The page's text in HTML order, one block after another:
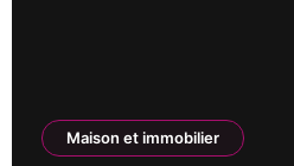
Maison et immobilier